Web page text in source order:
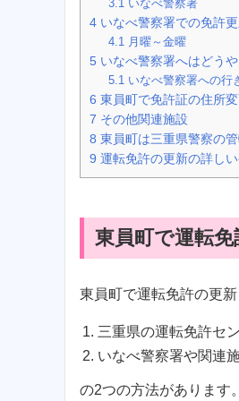
3.1 いなべ警察署
4 いなべ警察署での免許
4.1 月曜～金曜
5 いなべ警察署へはどう
5.1 いなべ警察署への行
6 東員町で免許証の住所
7 その他関連施設
8 東員町は三重県警察の
9 運転免許の更新の詳し
東員町で運転
東員町で運転免許の更
三重県の運転免許セ
いなべ警察署や関連
の2つの方法があります。